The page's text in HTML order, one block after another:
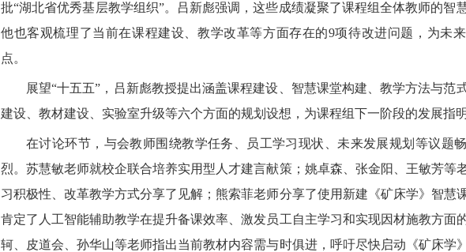
批“湖北省优秀基层教学组织”。吕新彪强调，这些成绩凝聚了课程组全体教师的智
他也客观梳理了当前在课程建设、教学改革等方面存在的9项待改进问题，为未
点。
展望“十五五”，吕新彪教授提出涵盖课程建设、智慧课堂构建、教学方法与范
建设、教材建设、实验室升级等六个方面的规划设想，为课程组下一阶段的发展指明
在讨论环节，与会教师围绕教学任务、员工学习现状、未来发展规划等议题
烈。苏慧敏老师就校企联合培养实用型人才建言献策；姚卓森、张金阳、王敏芳等
习积极性、改革教学方式分享了见解；熊索菲老师分享了使用新建《矿床学》智慧
肯定了人工智能辅助教学在提升备课效率、激发员工自主学习和实现因材施教方面
轲、皮道会、孙华山等老师指出当前教材内容需与时俱进，呼吁尽快启动《矿床学